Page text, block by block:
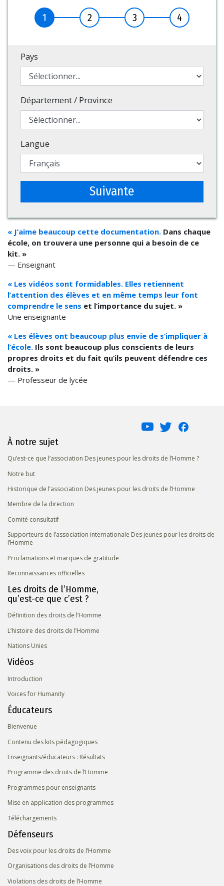
1 2 3 4
Pays
Département / Province
Langue
Suivante
« J’aime beaucoup cette documentation. Dans chaque
école, on trouvera une personne qui a besoin de ce
kit. »
— Enseignant
« Les vidéos sont formidables. Elles retiennent
l’attention des élèves et en même temps leur font
comprendre le sens et l’importance du sujet. »
Une enseignante
« Les élèves ont beaucoup plus envie de s’impliquer à
l’école. Ils sont beaucoup plus conscients de leurs
propres droits et du fait qu’ils peuvent défendre ces
droits. »
— Professeur de lycée
À notre sujet
Qu’est-ce que l’association Des jeunes pour les droits de l’Homme ?
Notre but
Historique de l’association Des jeunes pour les droits de l’Homme
Membre de la direction
Comité consultatif
Supporteurs de l’association internationale Des jeunes pour les droits de
l’Homme
Proclamations et marques de gratitude
Reconnaissances officielles
Les droits de l’Homme,
qu’est-ce que c’est ?
Définition des droits de l’Homme
L’histoire des droits de l’Homme
Nations Unies
Vidéos
Introduction
Voices for Humanity
Éducateurs
Bienvenue
Contenu des kits pédagogiques
Enseignants/éducateurs : Résultats
Programme des droits de l’Homme
Programmes pour enseignants
Mise en application des programmes
Téléchargements
Défenseurs
Des voix pour les droits de l’Homme
Organisations des droits de l’Homme
Violations des droits de l’Homme